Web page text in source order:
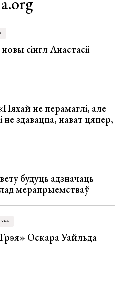
сінгл Анастасіі
не перамаглі, але
здавацца, нават цяпер,
будуць адзначаць
мерапрыемстваў
Оскара Уайльда